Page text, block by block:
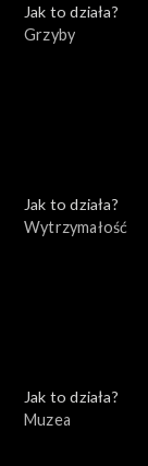
Jak to działa?
Grzyby
Jak to działa?
Wytrzymałość
Jak to działa?
Muzea